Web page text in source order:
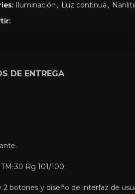
Iluminación , Luz continua ,
DE ENTREGA
30 Rg 101/100.
botones y diseño de interfaz de